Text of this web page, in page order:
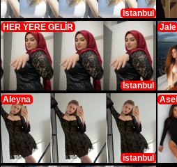
İstanbul
HER YERE GELİR
İstanbul
Jale
Aleyna
istanbul
Asel